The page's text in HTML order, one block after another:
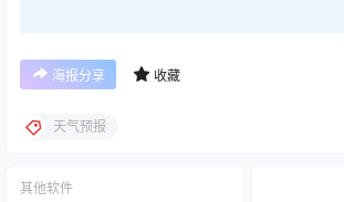
海报分享 收藏
天气预报
其他软件